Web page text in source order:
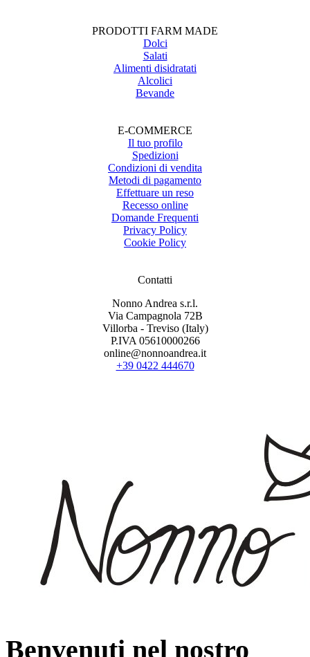
PRODOTTI FARM MADE
Dolci
Salati
Alimenti disidratati
Alcolici
Bevande
E-COMMERCE
Il tuo profilo
Spedizioni
Condizioni di vendita
Metodi di pagamento
Effettuare un reso
Recesso online
Domande Frequenti
Privacy Policy
Cookie Policy
Contatti
Nonno Andrea s.r.l.
Via Campagnola 72B
Villorba - Treviso (Italy)
P.IVA 05610000266
online@nonnoandrea.it
+39 0422 444670
Benvenuti nel nostro